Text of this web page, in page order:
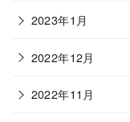
2023年1月
2022年12月
2022年11月